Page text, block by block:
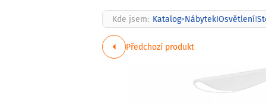
Kde jsem: Katalog>Nábytek|Osvětlení|
Předchozí produkt